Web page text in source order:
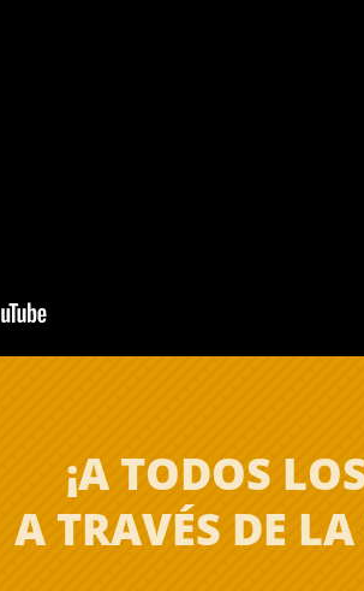
¡A TODOS
A TRAVÉS DE